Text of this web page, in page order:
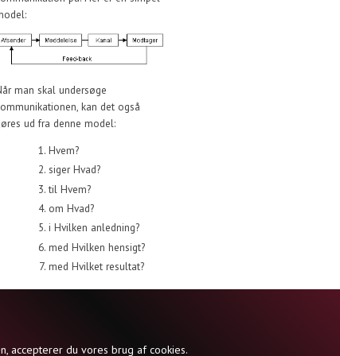
man skal undersøge
kan det også
ud fra denne model:
Hvem?
siger Hvad?
til Hvem?
om Hvad?
i Hvilken anledning?
med Hvilken hensigt?
med Hvilket resultat?
toppen
accepterer du vores brug af cookies.